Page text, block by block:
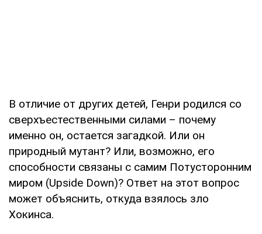
В отличие от других детей, Генри родился со
сверхъестественными силами – почему
именно он, остается загадкой. Или он
природный мутант? Или, возможно, его
способности связаны с самим Потусторонним
миром (Upside Down)? Ответ на этот вопрос
может объяснить, откуда взялось зло
Хокинса.